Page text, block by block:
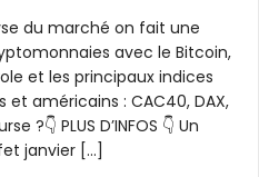
du marché on fait une
avec le Bitcoin,
et les principaux indices
américains : CAC40, DAX,
?👇 PLUS D’INFOS 👇 Un
janvier […]